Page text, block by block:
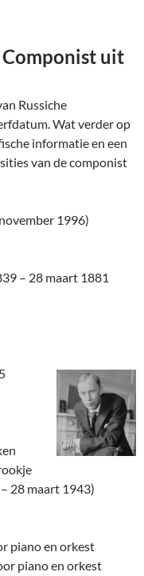
Componist uit
Russiche
Wat verder op
informatie en een
van de componist
1996)
– 28 maart 1881
28 maart 1943)
piano en orkest
piano en orkest